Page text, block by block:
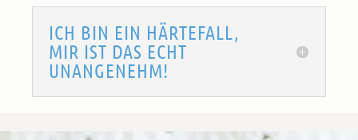
ICH BIN EIN HÄRTEFALL,
MIR IST DAS ECHT
UNANGENEHM!